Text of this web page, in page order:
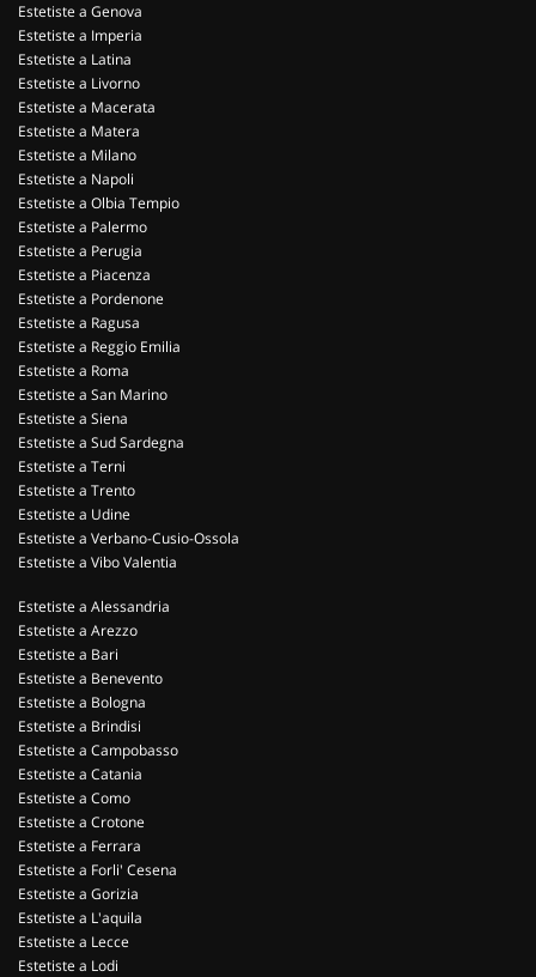
Estetiste a Genova
Estetiste a Imperia
Estetiste a Latina
Estetiste a Livorno
Estetiste a Macerata
Estetiste a Matera
Estetiste a Milano
Estetiste a Napoli
Estetiste a Olbia Tempio
Estetiste a Palermo
Estetiste a Perugia
Estetiste a Piacenza
Estetiste a Pordenone
Estetiste a Ragusa
Estetiste a Reggio Emilia
Estetiste a Roma
Estetiste a San Marino
Estetiste a Siena
Estetiste a Sud Sardegna
Estetiste a Terni
Estetiste a Trento
Estetiste a Udine
Estetiste a Verbano-Cusio-Ossola
Estetiste a Vibo Valentia
Estetiste a Alessandria
Estetiste a Arezzo
Estetiste a Bari
Estetiste a Benevento
Estetiste a Bologna
Estetiste a Brindisi
Estetiste a Campobasso
Estetiste a Catania
Estetiste a Como
Estetiste a Crotone
Estetiste a Ferrara
Estetiste a Forli' Cesena
Estetiste a Gorizia
Estetiste a L'aquila
Estetiste a Lecce
Estetiste a Lodi